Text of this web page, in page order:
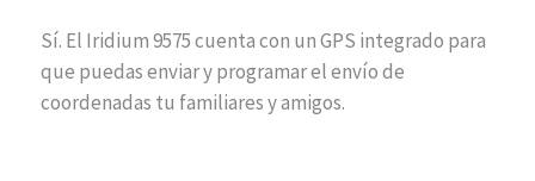
Sí. El Iridium 9575 cuenta con un GPS integrado para
que puedas enviar y programar el envío de
coordenadas tu familiares y amigos.